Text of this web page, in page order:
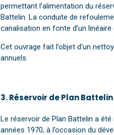
permettant l’alimentation du
Battelin. La conduite de
canalisation en fonte d’un linéaire
Cet ouvrage fait l’objet d’un
annuels.
3. Réservoir de Plan Battelin
Le réservoir de Plan Battelin a
années 1970, à l’occasion du